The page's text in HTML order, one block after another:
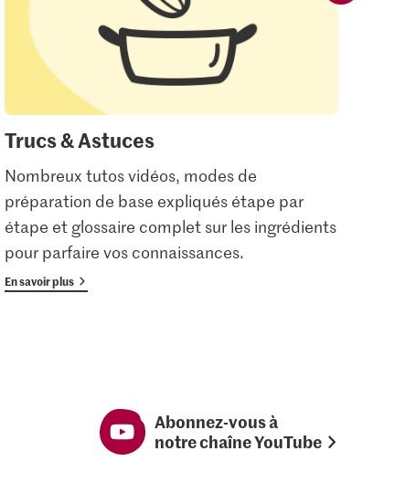
Trucs & Astuces
Nombreux tutos vidéos, modes de
préparation de base expliqués étape par
étape et glossaire complet sur les ingrédients
pour parfaire vos connaissances.
En savoir plus
Abonnez-vous à
notre chaîne YouTube